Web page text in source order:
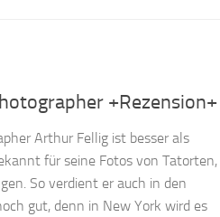
+Rezension+
Arthur Fellig ist besser als
für seine Fotos von Tatorten,
So verdient er auch in den
gut, denn in New York wird es